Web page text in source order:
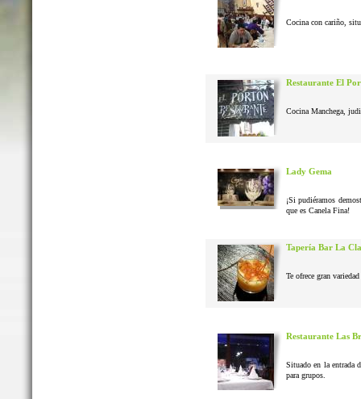
Cocina con cariño,
Restaurante El
Cocina Manchega,
Lady Gema
¡Si pudiéramos
que es Canela Fina!
Tapería Bar La
Te ofrece gran
Restaurante Las
Situado en la entrada
para grupos.